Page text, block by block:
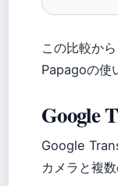
この比較か
Papagoの使
Google
Google
カメラと複